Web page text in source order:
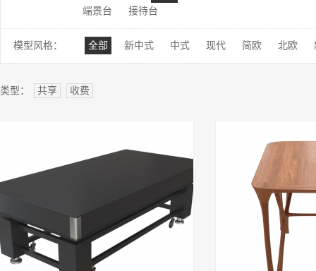
端景台
接待台
模型风格： 全部 新中式 中式 现代 简欧 北欧
类型： 共享 收费